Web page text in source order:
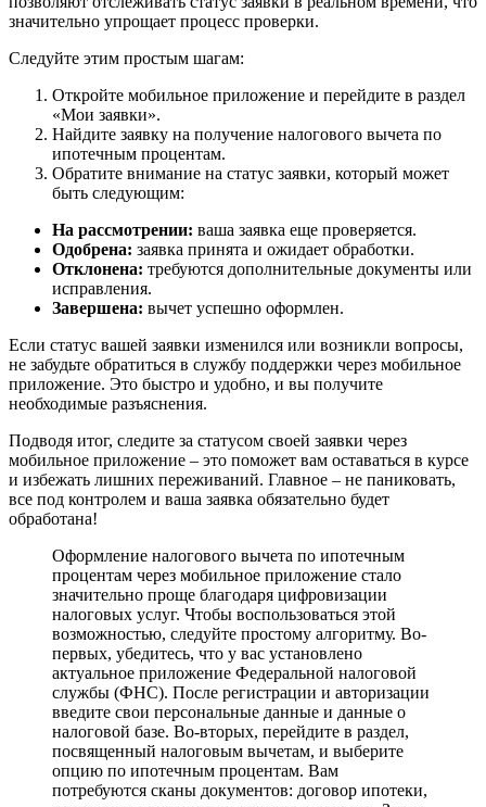
значительно упрощает процесс проверки.
Следуйте этим простым шагам:
Откройте мобильное приложение и перейдите в раздел
«Мои заявки».
Найдите заявку на получение налогового вычета по
ипотечным процентам.
Обратите внимание на статус заявки, который может
быть следующим:
На рассмотрении: ваша заявка еще проверяется.
Одобрена: заявка принята и ожидает обработки.
Отклонена: требуются дополнительные документы или
исправления.
Завершена: вычет успешно оформлен.
Если статус вашей заявки изменился или возникли вопросы,
не забудьте обратиться в службу поддержки через мобильное
приложение. Это быстро и удобно, и вы получите
необходимые разъяснения.
Подводя итог, следите за статусом своей заявки через
мобильное приложение – это поможет вам оставаться в курсе
и избежать лишних переживаний. Главное – не паниковать,
все под контролем и ваша заявка обязательно будет
обработана!
Оформление налогового вычета по ипотечным
процентам через мобильное приложение стало
значительно проще благодаря цифровизации
налоговых услуг. Чтобы воспользоваться этой
возможностью, следуйте простому алгоритму. Во-
первых, убедитесь, что у вас установлено
актуальное приложение Федеральной налоговой
службы (ФНС). После регистрации и авторизации
введите свои персональные данные и данные о
налоговой базе. Во-вторых, перейдите в раздел,
посвященный налоговым вычетам, и выберите
опцию по ипотечным процентам. Вам
потребуются сканы документов: договор ипотеки,